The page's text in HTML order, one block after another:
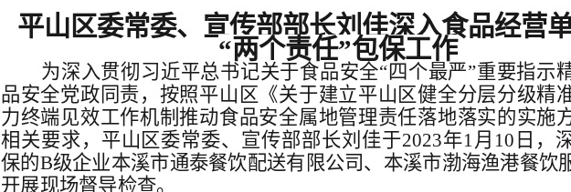
平山区委常委、宣传部部长刘佳深入食品经营
“两个责任”包保工作
为深入贯彻习近平总书记关于食品安全“四个最严”重要指示
品安全党政同责，按照平山区《关于建立平山区健全分层分级精
力终端见效工作机制推动食品安全属地管理责任落地落实的实施
相关要求，平山区委常委、宣传部部长刘佳于2023年1月10日，
保的B级企业本溪市通泰餐饮配送有限公司、本溪市渤海渔港餐饮
开展现场督导检查。